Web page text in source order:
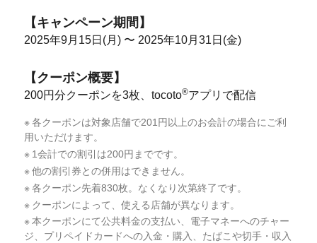
【キャンペーン期間】
2025年9月15日(月) 〜 2025年10月31日(金)
【クーポン概要】
200円分クーポンを3枚、tocoto®アプリで配信
各クーポンは対象店舗で201円以上のお会計の場合にご利
用いただけます。
1会計での割引は200円までです。
他の割引券との併用はできません。
各クーポン先着830枚。なくなり次第終了です。
クーポンによって、使える店舗が異なります。
本クーポンにて公共料金の支払い、電子マネーへのチャー
ジ、プリペイドカードへの入金・購入、たばこや切手・収入